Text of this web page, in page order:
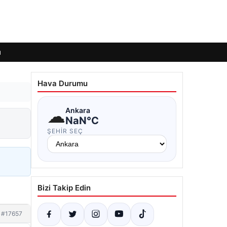
#17657
Hava Durumu
☁Ankara
NaN°C
ŞEHIR SEÇ
Bizi Takip Edin